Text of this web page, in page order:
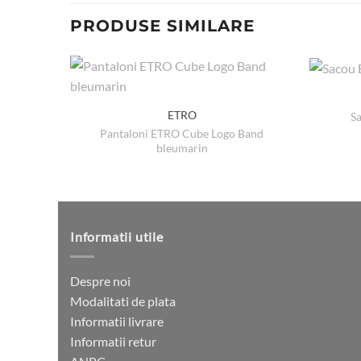
PRODUSE SIMILARE
ETRO
Pantaloni ETRO Cube Logo Band
bleumarin
Informatii utile
Despre noi
Modalitati de plata
Informatii livrare
Informatii retur